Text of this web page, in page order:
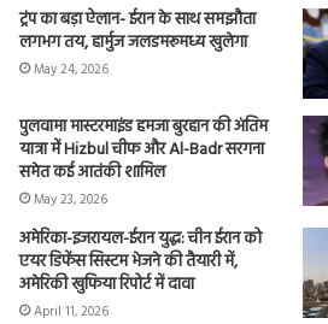
ट्रंप का बड़ा ऐलान- ईरान के साथ समझौता
लगभग तय, हार्मुज जलडमरूमध्य खुलेगा
May 24, 2026
पुलवामा मास्टरमाइंड हमजा बुरहान की अंतिम
यात्रा में Hizbul चीफ और Al-Badr सरगना
समेत कई आतंकी शामिल
May 23, 2026
अमेरिका-इजरायल-ईरान युद्ध: चीन ईरान को
एयर डिफेंस सिस्टम भेजने की तैयारी में,
अमेरिकी खुफिया रिपोर्ट में दावा
April 11, 2026